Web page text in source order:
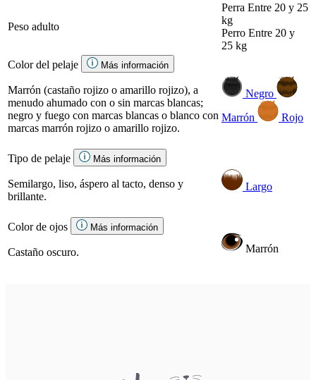
Peso adulto
Perra Entre 20 y 25
kg
Perro Entre 20 y
25 kg
Color del pelaje
Más información
Marrón (castaño rojizo o amarillo rojizo), a
menudo ahumado con o sin marcas blancas;
negro y fuego con marcas blancas o blanco con
marcas marrón rojizo o amarillo rojizo.
Negro
Marrón
Rojo
Tipo de pelaje Más información
Semilargo, liso, áspero al tacto, denso y
brillante.
Largo
Color de ojos Más información
Castaño oscuro. Marrón